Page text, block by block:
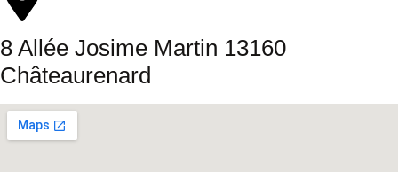
8 Allée Josime Martin 13160
Châteaurenard